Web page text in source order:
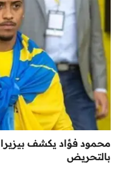
محمود فؤاد يكشف بيزيرا
بالتحريض